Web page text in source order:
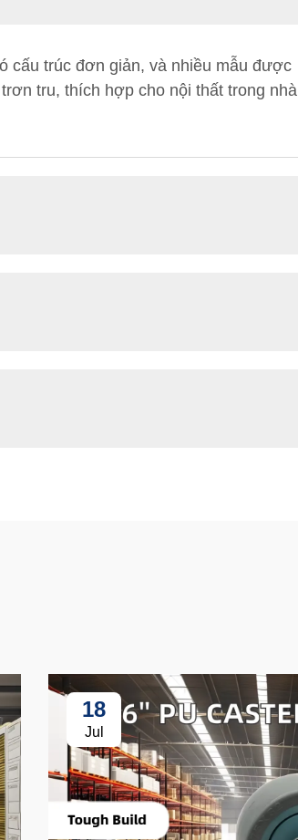
cấu trúc đơn giản, và nhiều mẫu được
tru, thích hợp cho nội thất trong nhà
18
Jul